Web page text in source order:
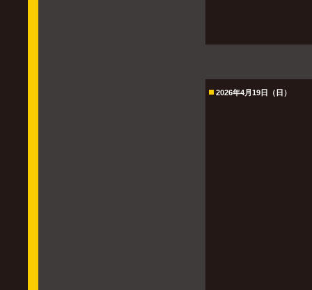
2026年4月19日（日）